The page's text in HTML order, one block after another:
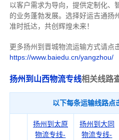
以客户需求为导向，提供定制化、
的业务蓬勃发展。选择好运吉通扬
准时抵达，共创辉煌未来！
更多扬州到晋城物流运输方式请点
https://www.baiedu.cn/yangzhou/
扬州到山西物流专线相关线路
以下每条运输线路点
扬州到太原
物流专线-
扬州到大同
物流专线-